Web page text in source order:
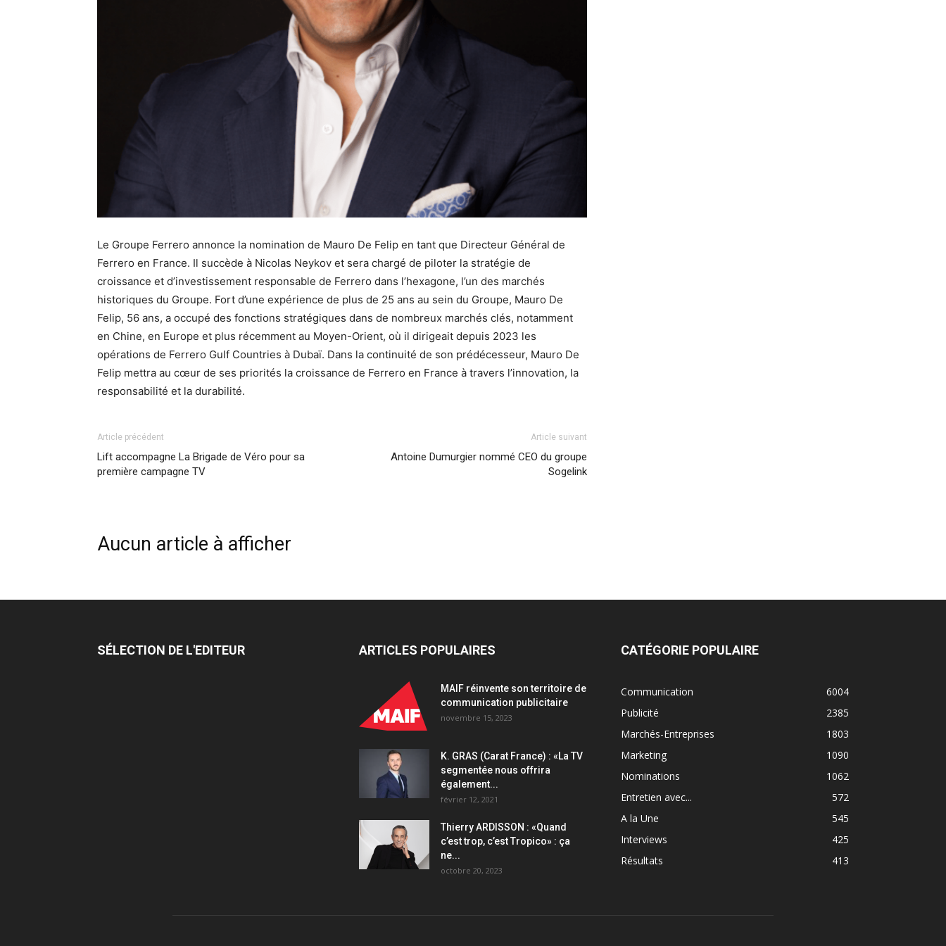
Le Groupe Ferrero annonce la nomination de Mauro De Felip en tant que Directeur Général de
Ferrero en France. Il succède à Nicolas Neykov et sera chargé de piloter la stratégie de
croissance et d’investissement responsable de Ferrero dans l’hexagone, l’un des marchés
historiques du Groupe. Fort d’une expérience de plus de 25 ans au sein du Groupe, Mauro De
Felip, 56 ans, a occupé des fonctions stratégiques dans de nombreux marchés clés, notamment
en Chine, en Europe et plus récemment au Moyen-Orient, où il dirigeait depuis 2023 les
opérations de Ferrero Gulf Countries à Dubaï. Dans la continuité de son prédécesseur, Mauro De
Felip mettra au cœur de ses priorités la croissance de Ferrero en France à travers l’innovation, la
responsabilité et la durabilité.
Article précédent
Lift accompagne La Brigade de Véro pour sa
première campagne TV
Article suivant
Antoine Dumurgier nommé CEO du groupe
Sogelink
Aucun article à afficher
SÉLECTION DE L'EDITEUR ARTICLES POPULAIRES
MAIF réinvente son territoire de
communication publicitaire
novembre 15, 2023
K. GRAS (Carat France) : «La TV
segmentée nous offrira
également...
février 12, 2021
Thierry ARDISSON : «Quand
c’est trop, c’est Tropico» : ça
ne...
octobre 20, 2023
CATÉGORIE POPULAIRE
Communication
6004
Publicité
2385
Marchés-Entreprises
1803
Marketing
1090
Nominations
1062
Entretien avec...
572
A la Une
545
Interviews
425
Résultats
413